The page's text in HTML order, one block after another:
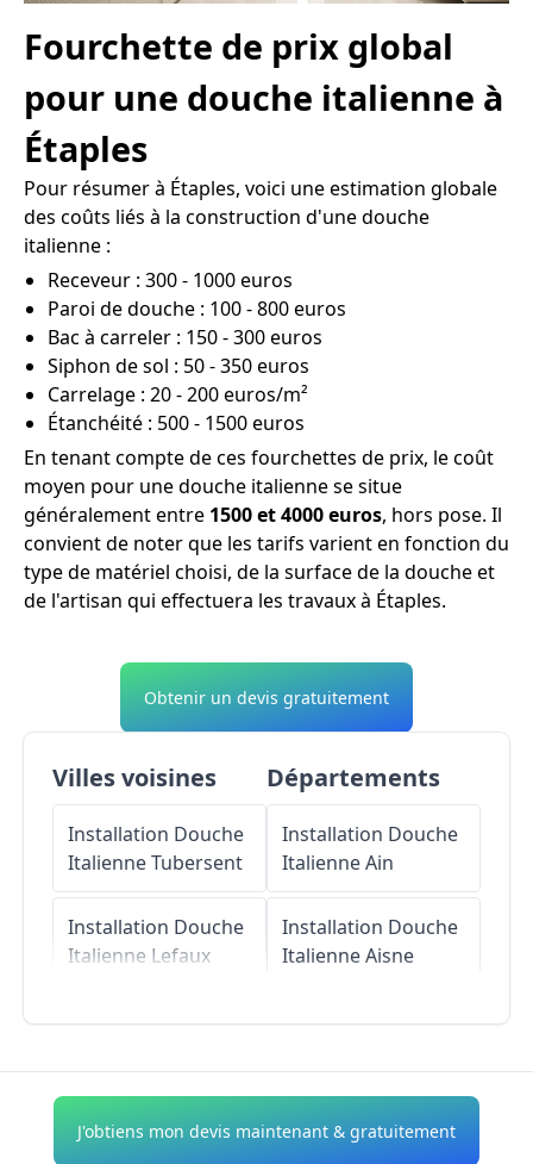
Fourchette de prix global
pour une douche italienne à
Étaples
Pour résumer à Étaples, voici une estimation globale
des coûts liés à la construction d'une douche
italienne :
Receveur : 300 - 1000 euros
Paroi de douche : 100 - 800 euros
Bac à carreler : 150 - 300 euros
Siphon de sol : 50 - 350 euros
Carrelage : 20 - 200 euros/m²
Étanchéité : 500 - 1500 euros
En tenant compte de ces fourchettes de prix, le coût
moyen pour une douche italienne se situe
généralement entre 1500 et 4000 euros, hors pose. Il
convient de noter que les tarifs varient en fonction du
type de matériel choisi, de la surface de la douche et
de l'artisan qui effectuera les travaux à Étaples.
Obtenir un devis gratuitement
Villes voisines
Installation Douche
ItalienneTubersent
Installation Douche
Italienne Lefaux
Installation Douche
Italienne Le
Départements
Installation Douche
ItalienneAin
Installation Douche
ItalienneAisne
Installation Douche
Italienne Alpes-de-
J'obtiens mon devis maintenant & gratuitement